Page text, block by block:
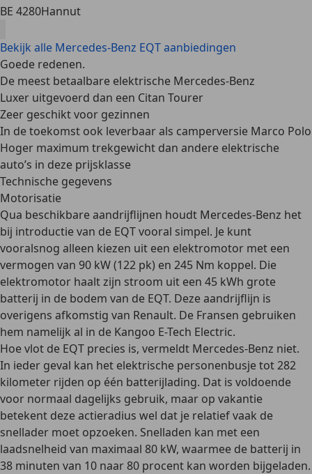
BE 4280Hannut
Bekijk alle Mercedes-Benz EQT aanbiedingen
Goede redenen.
De meest betaalbare elektrische Mercedes-Benz
Luxer uitgevoerd dan een Citan Tourer
Zeer geschikt voor gezinnen
In de toekomst ook leverbaar als camperversie Marco Polo
Hoger maximum trekgewicht dan andere elektrische
auto’s in deze prijsklasse
Technische gegevens
Motorisatie
Qua beschikbare aandrijflijnen houdt Mercedes-Benz het
bij introductie van de EQT vooral simpel. Je kunt
vooralsnog alleen kiezen uit een elektromotor met een
vermogen van 90 kW (122 pk) en 245 Nm koppel. Die
elektromotor haalt zijn stroom uit een 45 kWh grote
batterij in de bodem van de EQT. Deze aandrijflijn is
overigens afkomstig van Renault. De Fransen gebruiken
hem namelijk al in de Kangoo E-Tech Electric.
Hoe vlot de EQT precies is, vermeldt Mercedes-Benz niet.
In ieder geval kan het elektrische personenbusjetot 282
kilometer rijden op één batterijlading. Dat is voldoende
voor normaal dagelijks gebruik, maar op vakantie
betekent deze actieradius wel dat je relatief vaak de
snellader moet opzoeken. Snelladen kan met een
laadsnelheid van maximaal 80 kW, waarmee de batterij in
38 minuten van 10 naar 80 procent kan worden bijgeladen.